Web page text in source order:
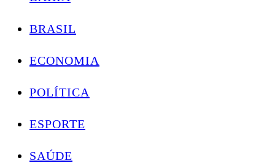
BRASIL
ECONOMIA
POLÍTICA
ESPORTE
SAÚDE